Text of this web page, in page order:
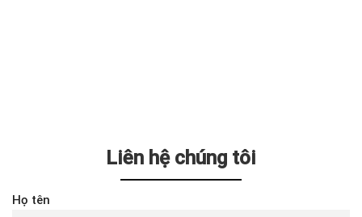
Liên hệ chúng tôi
Họ tên